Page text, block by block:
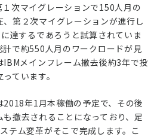
次マイグレーションで150人月の
第２次マイグレーションが進行し
達するであろうと試算されていま
で約550人月のワークロードが見
メインフレーム撤去後約3年で投
ています。
年1月本稼働の予定で、その後
撤去されることになっており、足
テム変革がそこで完成します。こ